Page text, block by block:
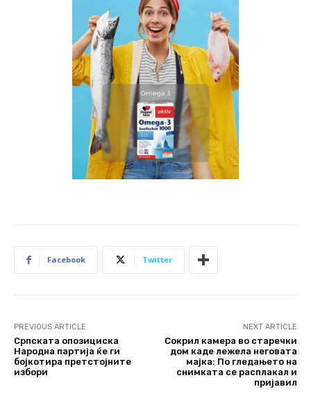
Facebook Twitter
PREVIOUS ARTICLE
Српската опозициска
Народна партија ќе ги
бојкотира претстојните
избори
NEXT ARTICLE
Сокрил камера во старечки
дом каде лежела неговата
мајка: По гледањето на
снимката се расплакал и
пријавил